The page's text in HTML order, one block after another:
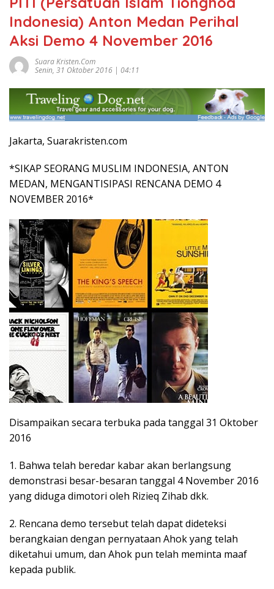
Indonesia) Anton Medan Perihal
Aksi Demo 4 November 2016
Suara Kristen.com
Senin, 31 Oktober 2016 | 04:11
Jakarta, Suarakristen.com
*SIKAP SEORANG MUSLIM INDONESIA, ANTON
MEDAN, MENGANTISIPASI RENCANA DEMO 4
NOVEMBER 2016*
Disampaikan secara terbuka pada tanggal 31 Oktober
2016
1. Bahwa telah beredar kabar akan berlangsung
demonstrasi besar-besaran tanggal 4 November 2016
yang diduga dimotori oleh Rizieq Zihab dkk.
2. Rencana demo tersebut telah dapat dideteksi
berangkaian dengan pernyataan Ahok yang telah
diketahui umum, dan Ahok pun telah meminta maaf
kepada publik.